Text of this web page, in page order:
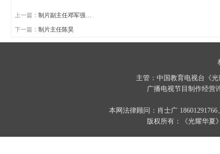
上一篇：制片副主任邓军强…
下一篇：制片主任陈昊
主管：中国教育电视台《
广播电视节目制作经营
本网法律顾问：肖士广
版权所有：《光耀华夏